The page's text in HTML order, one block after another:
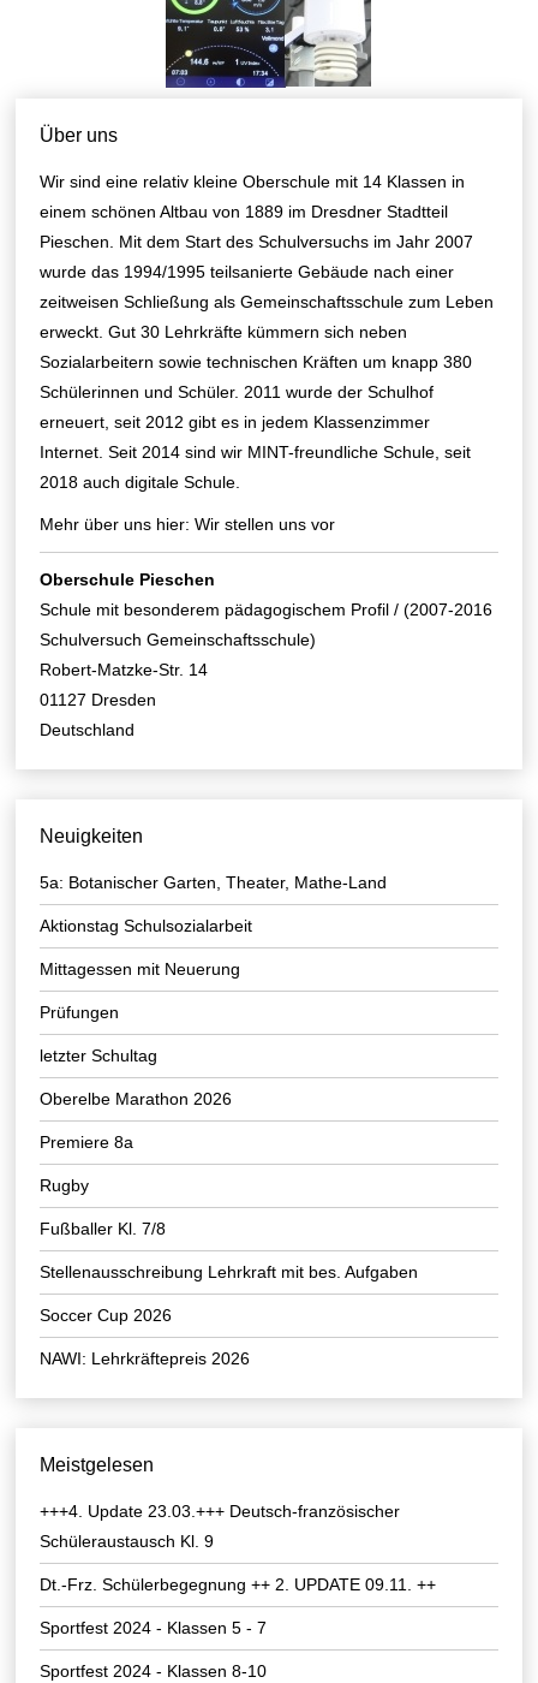
Über uns
Wir sind eine relativ kleine Oberschule mit 14 Klassen in
einem schönen Altbau von 1889 im Dresdner Stadtteil
Pieschen. Mit dem Start des Schulversuchs im Jahr 2007
wurde das 1994/1995 teilsanierte Gebäude nach einer
zeitweisen Schließung als Gemeinschaftsschule zum Leben
erweckt. Gut 30 Lehrkräfte kümmern sich neben
Sozialarbeitern sowie technischen Kräften um knapp 380
Schülerinnen und Schüler. 2011 wurde der Schulhof
erneuert, seit 2012 gibt es in jedem Klassenzimmer
Internet. Seit 2014 sind wir MINT-freundliche Schule, seit
2018 auch digitale Schule.
Mehr über uns hier:Wir stellen uns vor
Oberschule Pieschen
Schule mit besonderem pädagogischem Profil / (2007-2016
Schulversuch Gemeinschaftsschule)
Robert-Matzke-Str. 14
01127 Dresden
Deutschland
Neuigkeiten
5a: Botanischer Garten, Theater, Mathe-Land
Aktionstag Schulsozialarbeit
Mittagessen mit Neuerung
Prüfungen
letzter Schultag
Oberelbe Marathon 2026
Premiere 8a
Rugby
Fußballer Kl. 7/8
Stellenausschreibung Lehrkraft mit bes. Aufgaben
Soccer Cup 2026
NAWI: Lehrkräftepreis 2026
Meistgelesen
+++4. Update 23.03.+++ Deutsch-französischer
Schüleraustausch Kl. 9
Dt.-Frz. Schülerbegegnung ++ 2. UPDATE 09.11. ++
Sportfest 2024 - Klassen 5 - 7
Sportfest 2024 - Klassen 8-10